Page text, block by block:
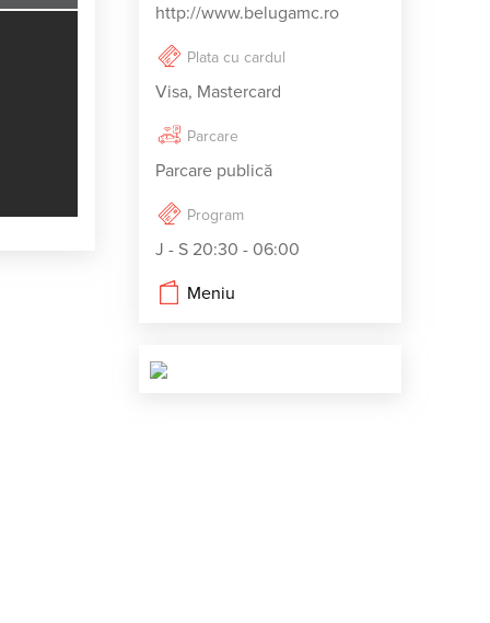
http://www.belugamc.ro
Plata cu cardul
Visa, Mastercard
Parcare
Parcare publică
Program
J - S 20:30 - 06:00
Meniu